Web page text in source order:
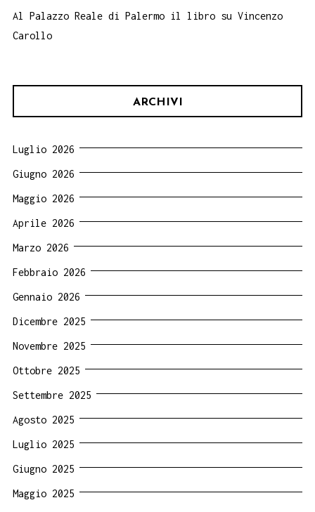
Al Palazzo Reale di Palermo il libro su Vincenzo
Carollo
ARCHIVI
Luglio 2026
Giugno 2026
Maggio 2026
Aprile 2026
Marzo 2026
Febbraio 2026
Gennaio 2026
Dicembre 2025
Novembre 2025
Ottobre 2025
Settembre 2025
Agosto 2025
Luglio 2025
Giugno 2025
Maggio 2025